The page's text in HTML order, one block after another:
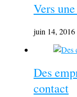
Vers
juin 14, 2016
Des
contact